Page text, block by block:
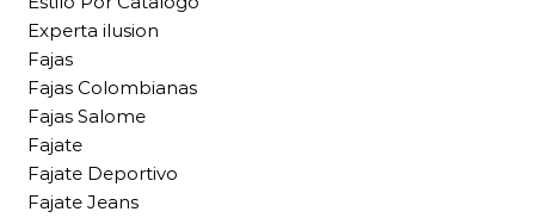
Experta ilusion
Fajas
Fajas Colombianas
Fajas Salome
Fajate
Fajate Deportivo
Fajate Jeans